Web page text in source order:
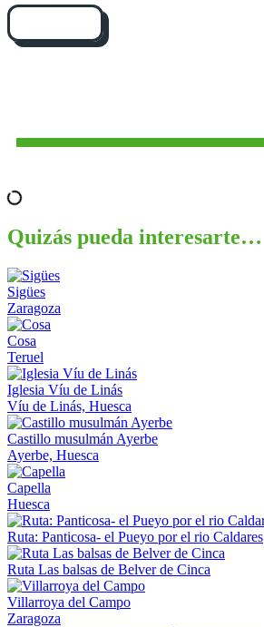
Quizás pueda interesarte…
Sigües
Zaragoza
Cosa
Teruel
Iglesia Víu de Linás
Víu de Linás, Huesca
Castillo musulmán Ayerbe
Ayerbe, Huesca
Capella
Huesca
Ruta: Panticosa- el Pueyo por el rio Caldares
Ruta Las balsas de Belver de Cinca
Villarroya del Campo
Zaragoza